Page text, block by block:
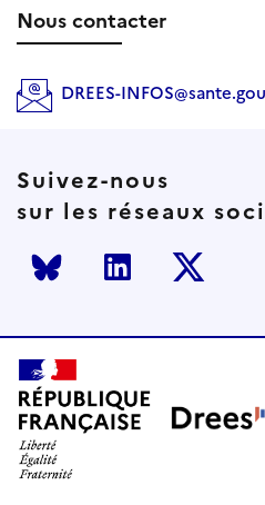
Nous contacter
DREES-
Suivez-nous
sur les réseaux
Bluesky LinkedInTwitter